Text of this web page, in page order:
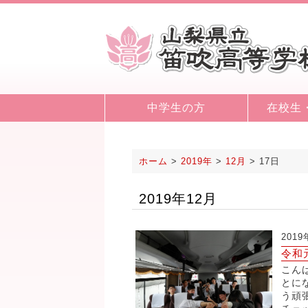
中学生の方 在校生
ホーム > 2019年 > 12月 > 17日
2019年12月
2019
令和
こん
とに
う頑